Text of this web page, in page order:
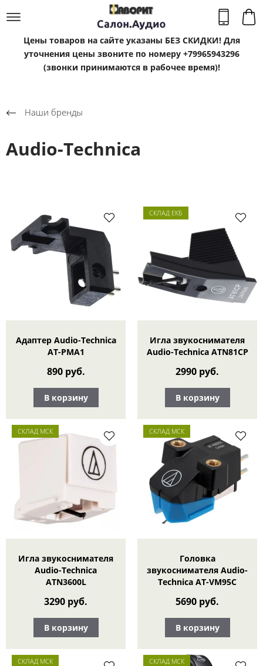
Цены товаров на сайте указаны БЕЗ СКИДКИ! Для
уточнения цены звоните по номеру +79965943296
(звонки принимаются в рабочее время)!
Наши бренды
Audio-Technica
Адаптер Audio-Technica
AT-PMA1
890 руб.
В корзину
СКЛАД ЕКБ
Игла звукоснимателя
Audio-Technica ATN81CP
2990 руб.
В корзину
СКЛАД МСК
Игла звукоснимателя
Audio-Technica
ATN3600L
3290 руб.
В корзину
СКЛАД МСК
Головка
звукоснимателя Audio-
Technica AT-VM95C
5690 руб.
В корзину
СКЛАД МСК СКЛАД МСК